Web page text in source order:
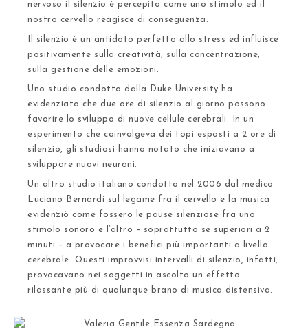
nervoso il silenzio è percepito come uno stimolo ed il
nostro cervello reagisce di conseguenza.
Il silenzio è un antidoto perfetto allo stress ed influisce
positivamente sulla creatività, sulla concentrazione,
sulla gestione delle emozioni
Uno studio condotto dalla Duke University ha
evidenziato che due ore di silenzio al giorno possono
favorire lo sviluppo di nuove cellule cerebrali. In un
esperimento che coinvolgeva dei topi esposti a 2 ore di
silenzio, gli studiosi hanno notato che iniziavano a
sviluppare nuovi neuroni.
Un altro studio italiano condotto nel 2006 dal medico
Luciano Bernardi sul legame fra il cervello e la musica
evidenziò come fossero le pause silenziose fra uno
stimolo sonoro e l’altro – soprattutto se superiori a 2
minuti – a provocare i benefici più importanti a livello
cerebrale . Questi improvvisi intervalli di silenzio, infatti,
provocavano nei soggetti in ascolto un effetto
rilassante più di qualunque brano di musica distensiva.